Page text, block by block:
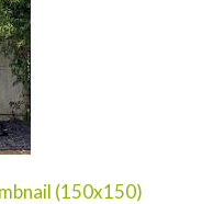
(150x150)